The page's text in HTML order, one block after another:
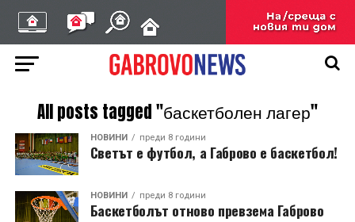
All posts tagged "баскетболен лагер"
НОВИНИ преди 8 години
Светът е футбол, а Габрово е баскетбол!
НОВИНИ преди 8 години
Баскетболът отново превзема Габрово